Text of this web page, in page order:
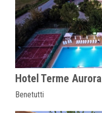
Hotel Terme Aurora
Benetutti